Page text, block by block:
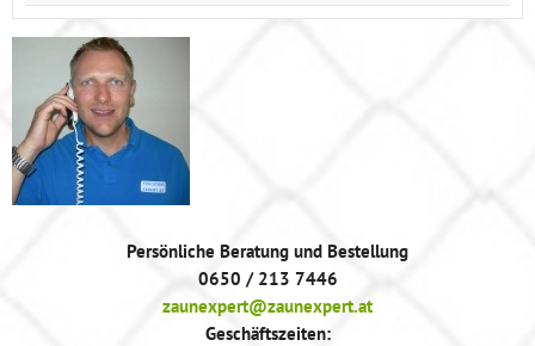
Persönliche Beratung und Bestellung
0650 / 213 7446
zaunexpert@zaunexpert.at
Geschäftszeiten: